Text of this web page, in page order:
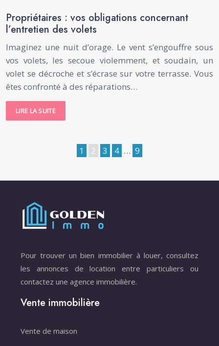
Propriétaires : vos obligations concernant
l’entretien des volets
Imaginez une nuit d’orage. Le vent s’engouffre sous
vos volets, les secoue violemment, et soudain, un
volet se décroche et s’écrase sur votre terrasse. Vous
êtes confronté à des réparations…
LIRE LA SUITE
1 2 3 4 … 9
Pour trouver un bien immobilier à louer, consultez
les annonces de location entre particuliers ou
contactez une agence immobilière.
Vente immobilière
Vente de maison